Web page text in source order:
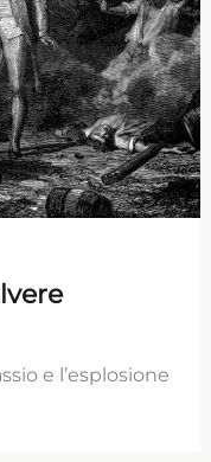
e l’esplosione